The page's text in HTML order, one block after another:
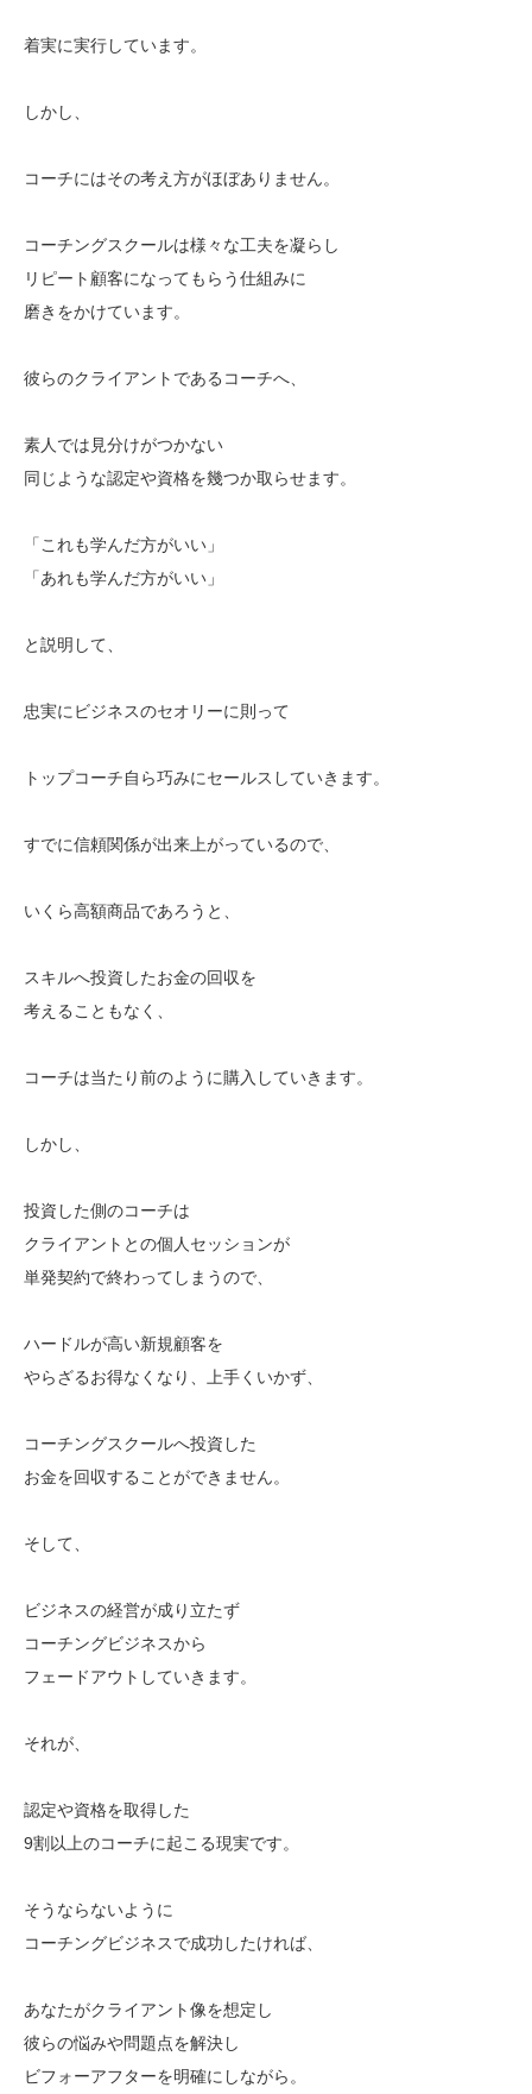
着実に実行しています。
しかし、
コーチにはその考え方がほぼありません。
コーチングスクールは様々な工夫を凝らし
リピート顧客になってもらう仕組みに
磨きをかけています。
彼らのクライアントであるコーチへ、
素人では見分けがつかない
同じような認定や資格を幾つか取らせます。
「これも学んだ方がいい」
「あれも学んだ方がいい」
と説明して、
忠実にビジネスのセオリーに則って
トップコーチ自ら巧みにセールスしていきます。
すでに信頼関係が出来上がっているので、
いくら高額商品であろうと、
スキルへ投資したお金の回収を
考えることもなく、
コーチは当たり前のように購入していきます。
しかし、
投資した側のコーチは
クライアントとの個人セッションが
単発契約で終わってしまうので、
ハードルが高い新規顧客を
やらざるお得なくなり、上手くいかず、
コーチングスクールへ投資した
お金を回収することができません。
そして、
ビジネスの経営が成り立たず
コーチングビジネスから
フェードアウトしていきます。
それが、
認定や資格を取得した
9割以上のコーチに起こる現実です。
そうならないように
コーチングビジネスで成功したければ、
あなたがクライアント像を想定し
彼らの悩みや問題点を解決し
ビフォーアフターを明確にしながら。